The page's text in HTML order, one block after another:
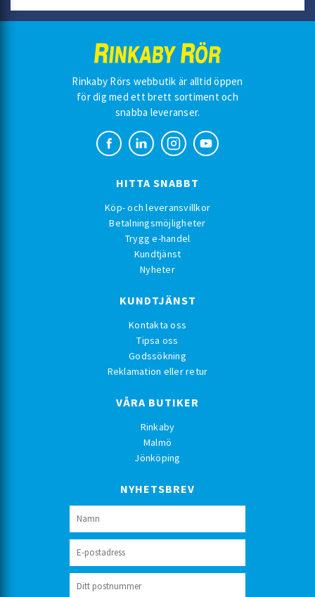
Rinkaby Rörs webbutik är alltid öppen
för dig med ett brett sortiment och
snabba leveranser.
HITTA SNABBT
Köp- och leveransvillkor
Betalningsmöjligheter
Trygg e-handel
Kundtjänst
Nyheter
KUNDTJÄNST
Kontakta oss
Tipsa oss
Godssökning
Reklamation eller retur
VÅRA BUTIKER
Rinkaby
Malmö
Jönköping
NYHETSBREV